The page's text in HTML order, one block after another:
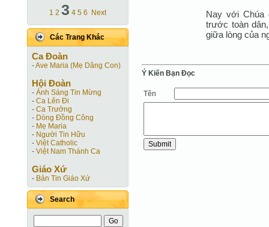
1 2 3 4 5 6 Next
Các Trang Khác
Ca Ðoàn
-Ave Maria (Mẹ Dâng Con)
Hội Ðoàn
- Ánh Sáng Tin Mừng
- Ca Lên Đi
- Ca Trưởng
- Dòng Đồng Công
- Mẹ Maria
- Người Tin Hữu
- Việt Catholic
- Việt Nam Thánh Ca
Giáo Xứ
- Bản Tin Giáo Xứ
Search
Nay với Chúa
trước toàn
giữa lòng của
Ý Kiến Bạn Ðọc
Tên